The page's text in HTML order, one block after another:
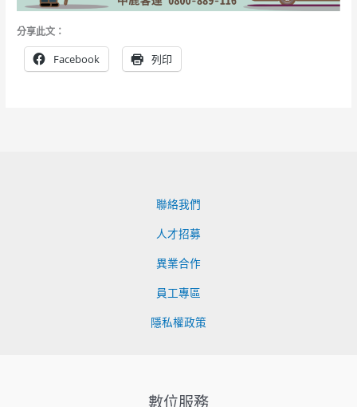
分享此文：
Facebook 列印
聯絡我們
人才招募
異業合作
員工專區
隱私權政策
數位服務